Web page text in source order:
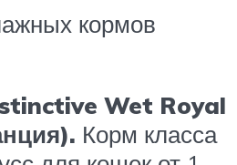
кормов
Wet Royal
). Корм класса